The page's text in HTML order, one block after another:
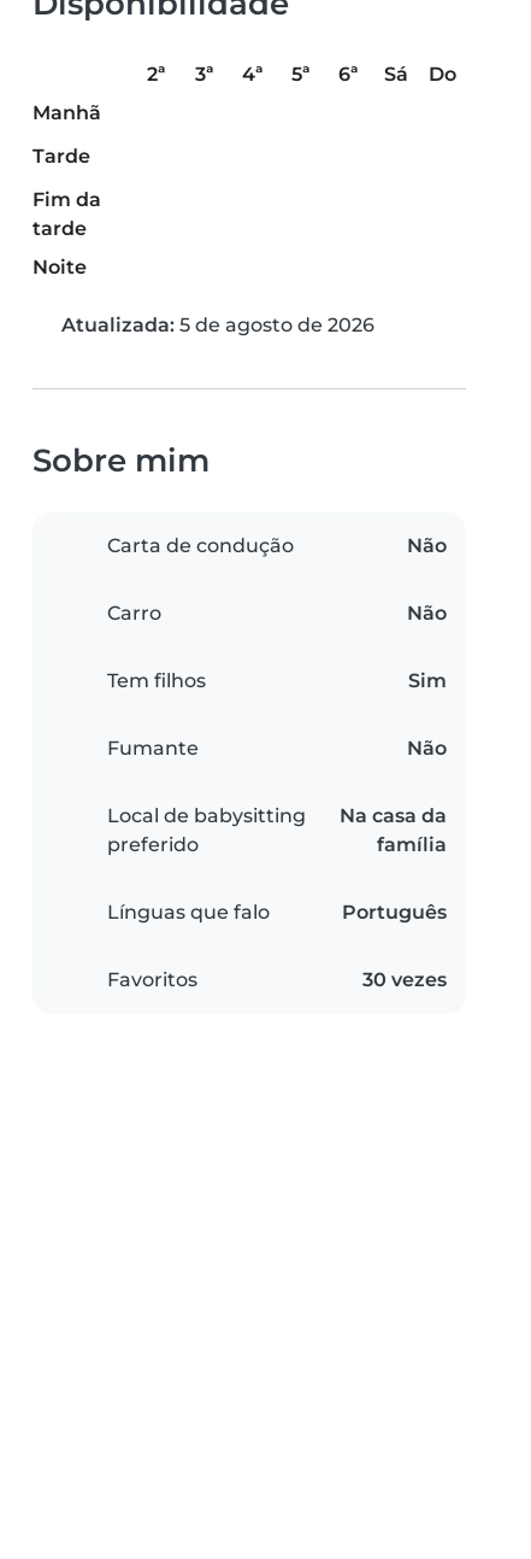
2ª 3ª 4ª 5ª 6ª Sá
Do
Manhã
Tarde
Fim da
tarde
Noite
Atualizada: 5 de agosto de 2026
Sobre mim
Carta de condução Não
Carro Não
Tem filhos Sim
Fumante Não
Local de babysitting
preferido
Na casa da
família
Línguas que falo Português
Favoritos 30 vezes